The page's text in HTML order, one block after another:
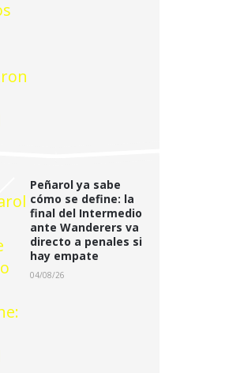
Peñarol ya sabe
cómo se define: la
final del Intermedio
ante Wanderers va
directo a penales si
hay empate
04/08/26